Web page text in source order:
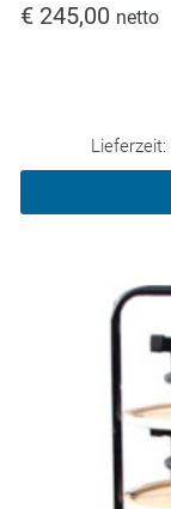
€ 245,00 netto
Lieferzeit: